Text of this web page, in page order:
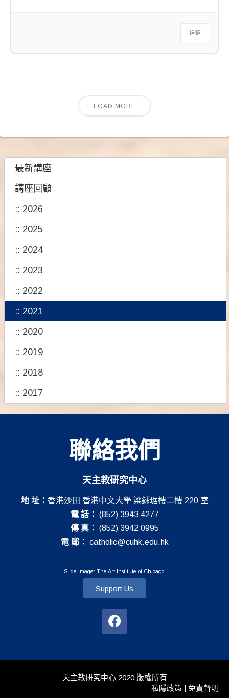
詳情
LOAD MORE
最新講座
講座回顧
:: 2026
:: 2025
:: 2024
:: 2023
:: 2022
:: 2021
:: 2020
:: 2019
:: 2018
:: 2017
聯絡我們
天主教研究中心
地 址： 香港沙田 香港中文大學 梁銶琚樓二樓 220 室
電 話： (852) 3943 4277
傳 真： (852) 3942 0995
電 郵： catholic@cuhk.edu.hk
Slide image: The Art Institute of Chicago.
Support Us
天主教研究中心 2020 版權所有
私隱政策 | 免責聲明